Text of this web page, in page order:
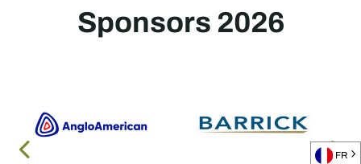
Sponsors 2026
FR